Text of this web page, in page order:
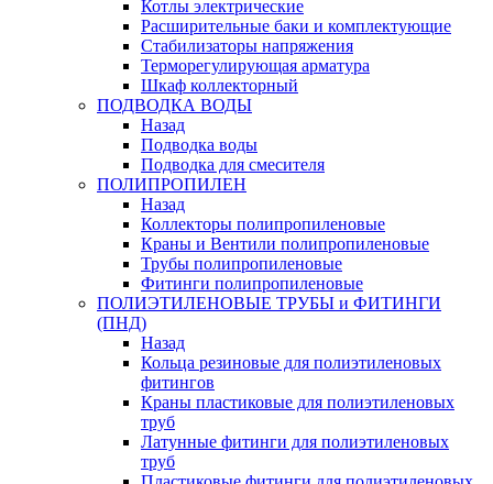
Котлы электрические
Расширительные баки и комплектующие
Стабилизаторы напряжения
Терморегулирующая арматура
Шкаф коллекторный
ПОДВОДКА ВОДЫ
Назад
Подводка воды
Подводка для смесителя
ПОЛИПРОПИЛЕН
Назад
Коллекторы полипропиленовые
Краны и Вентили полипропиленовые
Трубы полипропиленовые
Фитинги полипропиленовые
ПОЛИЭТИЛЕНОВЫЕ ТРУБЫ и ФИТИНГИ
(ПНД)
Назад
Кольца резиновые для полиэтиленовых
фитингов
Краны пластиковые для полиэтиленовых
труб
Латунные фитинги для полиэтиленовых
труб